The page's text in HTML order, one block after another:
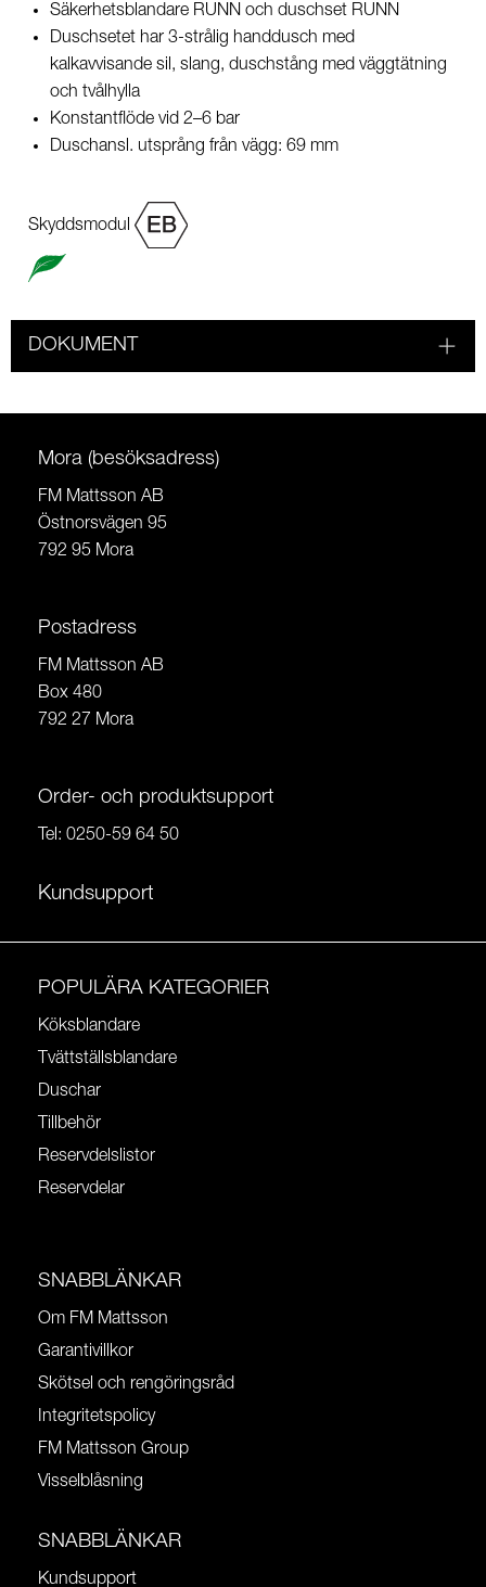
Säkerhetsblandare RUNN och duschset RUNN
Duschsetet har 3-strålig handdusch med
kalkavvisande sil, slang, duschstång med väggtätning
och tvålhylla
Konstantflöde vid 2–6 bar
Duschansl. utsprång från vägg: 69 mm
Skyddsmodul
DOKUMENT
Mora (besöksadress)
FM Mattsson AB
Östnorsvägen 95
792 95 Mora
Postadress
FM Mattsson AB
Box 480
792 27 Mora
Order- och produktsupport
Tel: 0250-59 64 50
Kundsupport
POPULÄRA KATEGORIER
Köksblandare
Tvättställsblandare
Duschar
Tillbehör
Reservdelslistor
Reservdelar
SNABBLÄNKAR
Om FM Mattsson
Garantivillkor
Skötsel och rengöringsråd
Integritetspolicy
FM Mattsson Group
Visselblåsning
SNABBLÄNKAR
Kundsupport